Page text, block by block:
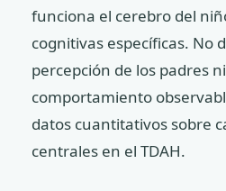
funciona el cerebro del
cognitivas específicas. No
percepción de los padres
comportamiento
datos cuantitativos sobre
centrales en el TDAH.